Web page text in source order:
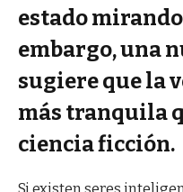
estado
embargo, una
sugiere que la
más tranquila
ciencia ficción.